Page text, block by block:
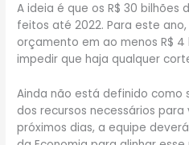
A ideia é que os R$ 30 bilhões
feitos até 2022. Para este
orçamento em ao menos R$ 4
impedir que haja qualquer
Ainda não está definido
dos recursos necessários para
próximos dias, a equipe